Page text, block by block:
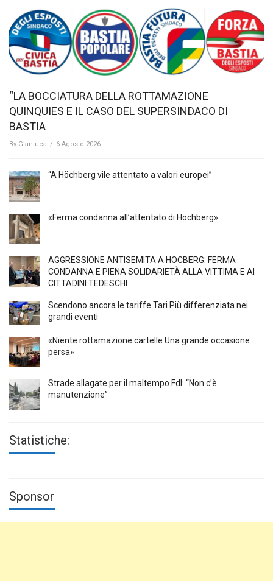
“LA BOCCIATURA DELLA ROTTAMAZIONE
QUINQUIES E IL CASO DEL SUPERSINDACO DI
BASTIA
By Gianluca / 6 Agosto 2026
“A Höchberg vile attentato a valori europei”
«Ferma condanna all’attentato di Höchberg»
AGGRESSIONE ANTISEMITA A HÖCBERG: FERMA
CONDANNA E PIENA SOLIDARIETÀ ALLA VITTIMA E AI
CITTADINI TEDESCHI
Scendono ancora le tariffe Tari Più differenziata nei
grandi eventi
«Niente rottamazione cartelle Una grande occasione
persa»
Strade allagate per il maltempo FdI: “Non c’è
manutenzione”
Statistiche:
Sponsor